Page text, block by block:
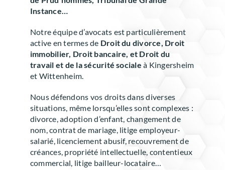
Instance…
Notre équipe d’avocats est particulièrement
active en termes de Droit du divorce, Droit
immobilier, Droit bancaire, et Droit du
travail et de la sécurité sociale à Kingersheim
et Wittenheim.
Nous défendons vos droits dans diverses
situations, même lorsqu’elles sont complexes :
divorce, adoption d’enfant, changement de
nom, contrat de mariage, litige employeur-
salarié, licenciement abusif, recouvrement de
créances, propriété intellectuelle, contentieux
commercial, litige bailleur-locataire…